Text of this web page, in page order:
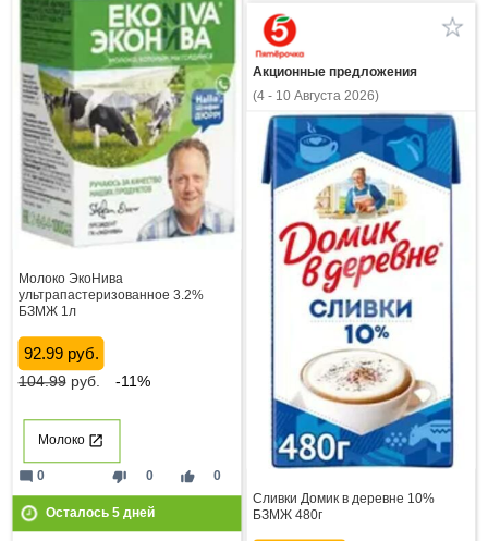
Молоко ЭкоНива
ультрапастеризованное 3.2%
БЗМЖ 1л
92.99 руб.
104.99руб. -11%
Молоко
thumb_down 0 thumb_up 0
mode_comment 0
Осталось 5дней
Акционные предложения
(4 - 10 Августа 2026)
Сливки Домик в деревне 10%
БЗМЖ 480г